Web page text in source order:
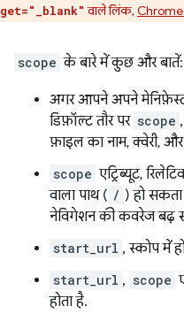
वाले लिंक,
scope के बारे में कुछ और बातें:
अगर आपने अपने
डिफ़ॉल्ट तौर पर scope
फ़ाइल का नाम, क्वेरी, और
scope एट्रिब्यूट,
वाला पाथ ( / ) हो
नेविगेशन की कवरेज बढ़
start_url , स्कोप में
start_url , scope
होता है.